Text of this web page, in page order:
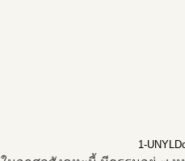
1-